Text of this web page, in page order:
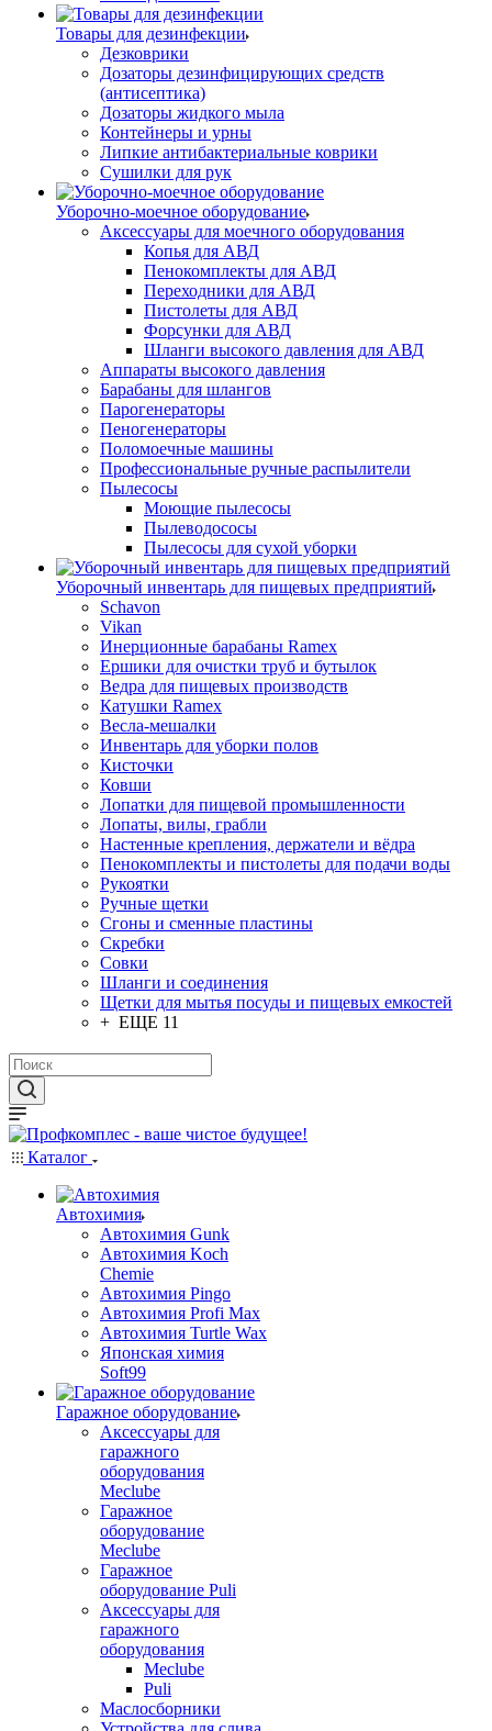
Товары для дезинфекции
Дезковрики
Дозаторы дезинфицирующих средств
(антисептика)
Дозаторы жидкого мыла
Контейнеры и урны
Липкие антибактериальные коврики
Сушилки для рук
Уборочно-моечное оборудование
Аксессуары для моечного оборудования
Копья для АВД
Пенокомплекты для АВД
Переходники для АВД
Пистолеты для АВД
Форсунки для АВД
Шланги высокого давления для АВД
Аппараты высокого давления
Барабаны для шлангов
Парогенераторы
Пеногенераторы
Поломоечные машины
Профессиональные ручные распылители
Пылесосы
Моющие пылесосы
Пылеводососы
Пылесосы для сухой уборки
Уборочный инвентарь для пищевых предприятий
Schavon
Vikan
Инерционные барабаны Ramex
Ершики для очистки труб и бутылок
Ведра для пищевых производств
Катушки Ramex
Весла-мешалки
Инвентарь для уборки полов
Кисточки
Ковши
Лопатки для пищевой промышленности
Лопаты, вилы, грабли
Настенные крепления, держатели и вёдра
Пенокомплекты и пистолеты для подачи воды
Рукоятки
Ручные щетки
Сгоны и сменные пластины
Скребки
Совки
Шланги и соединения
Щетки для мытья посуды и пищевых емкостей
+ ЕЩЕ 11
Каталог
Автохимия
Автохимия Gunk
Автохимия Koch
Chemie
Автохимия Pingo
Автохимия Profi Max
Автохимия Turtle Wax
Японская химия
Soft99
Гаражное оборудование
Аксессуары для
гаражного
оборудования
Meclube
Гаражное
оборудование
Meclube
Гаражное
оборудование Puli
Аксессуары для
гаражного
оборудования
Meclube
Puli
Маслосборники